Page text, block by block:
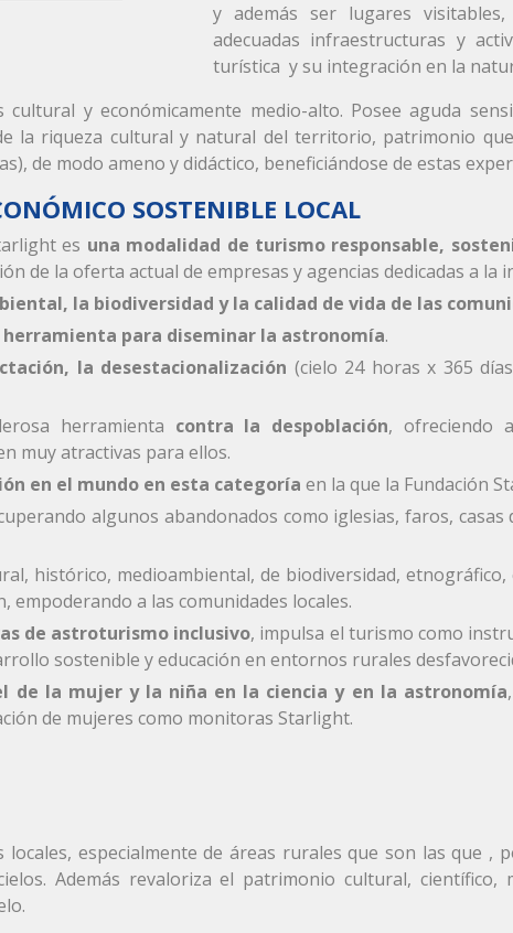
y además ser lugares
adecuadas infraestructuras y
turística y su integración en la
y económicamente medio-alto. Posee aguda
la riqueza cultural y natural del territorio, patrimonio
de modo ameno y didáctico, beneficiándose de estas
SOSTENIBLE LOCAL
es una modalidad de turismo responsable,
de la oferta actual de empresas y agencias dedicadas a la
la biodiversidad y la calidad de vida de las
para diseminar la astronomía.
la desestacionalización (cielo 24 horas x 365
herramienta contra la despoblación, ofreciendo
muy atractivas para ellos.
en el mundo en esta categoría en la que la Fundación
algunos abandonados como iglesias, faros, casas
histórico, medioambiental, de biodiversidad,
empoderando a las comunidades locales.
de astroturismo inclusivo, impulsa el turismo como
sostenible y educación en entornos rurales
de la mujer y la niña en la ciencia y en la astronomía
de mujeres como monitoras Starlight.
especialmente de áreas rurales que son las que ,
Además revaloriza el patrimonio cultural, científico,